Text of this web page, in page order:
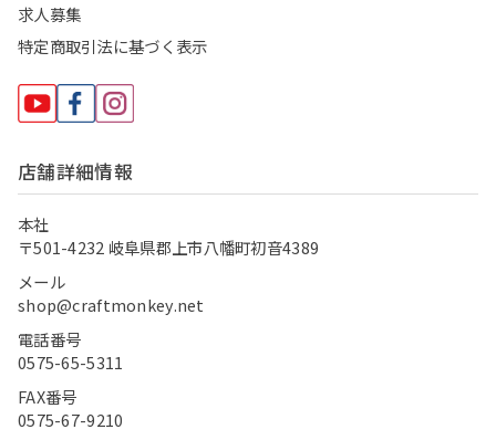
求人募集
特定商取引法に基づく表示
店舗詳細情報
本社
〒501-4232 岐阜県郡上市八幡町初音4389
メール
shop@craftmonkey.net
電話番号
0575-65-5311
FAX番号
0575-67-9210